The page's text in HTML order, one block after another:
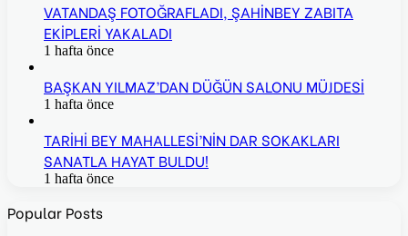
VATANDAŞ FOTOĞRAFLADI, ŞAHİNBEY ZABITA
EKİPLERİ YAKALADI
1 hafta önce
BAŞKAN YILMAZ’DAN DÜĞÜN SALONU MÜJDESİ
1 hafta önce
TARİHİ BEY MAHALLESİ’NİN DAR SOKAKLARI
SANATLA HAYAT BULDU!
1 hafta önce
Popular Posts